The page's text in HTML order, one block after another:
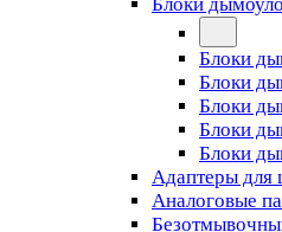
Блоки
Блоки
Блоки
Блоки
Блоки
Адаптеры для
Аналоговые